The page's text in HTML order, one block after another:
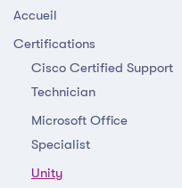
Accueil
Certifications
Cisco Certified Support
Technician
Microsoft Office
Specialist
Unity